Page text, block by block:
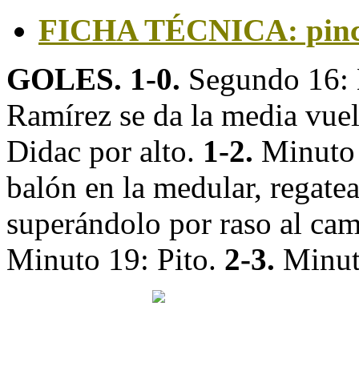
FICHA TÉCNICA:
GOLES. 1-0. Segundo
Ramírez se da la media
Didac por alto. 1-2. Minuto
balón en la medular,
superándolo por raso al
Minuto 19: Pito. 2-3.